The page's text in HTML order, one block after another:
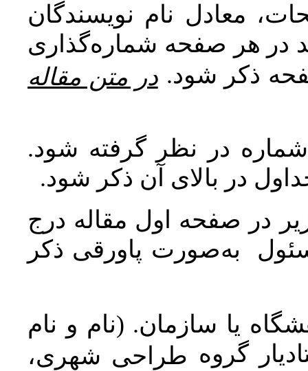
معادل نام نویسندگان
در هر صفحه شماره‌گذاری
ذکر شود. در متن مقاله
در نظر گرفته شود.
در بالای آن ذکر شود.
در صفحه اول مقاله درج
به‌صورت پاورقی ذکر
یا سازمان. (نام و نام
گروه طراحی شهری،